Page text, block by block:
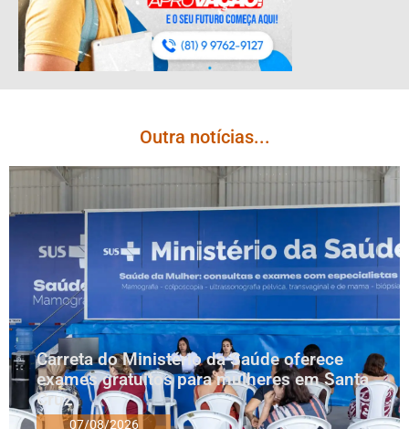
Outra notícias...
Carreta do Ministério da Saúde oferece
exames gratuitos para mulheres em Santa
Cruz
07/08/2026